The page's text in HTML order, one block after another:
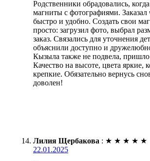
Родственники обрадовались,
магниты с фотографиями. Заказал
быстро и удобно. Создать свои
просто: загрузил фото, выбрал
заказ. Связались для уточнения
объяснили доступно и
Кызыла также не подвела, пришло
Качество на высоте, цвета яркие,
крепкие. Обязательно вернусь
доволен!
Лилия Щербакова : ★ ★ ★ ★ ★
22.01.2025